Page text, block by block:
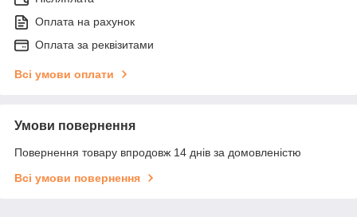
Оплата на рахунок
Оплата за реквізитами
Всі умови оплати
Умови повернення
Повернення товару впродовж 14 днів за домовленістю
Всі умови повернення